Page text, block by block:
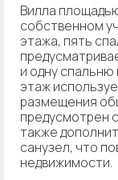
Вилла
собственном
этажа, пять
и одну
этаж
размещения
предусмотрен
также
санузел, что
недвижимости.